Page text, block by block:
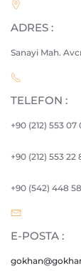
ADRES :
Sanayi Mah.
TELEFON :
+90 (212) 553 07
+90 (212) 553 22
+90 (542) 448
E-POSTA :